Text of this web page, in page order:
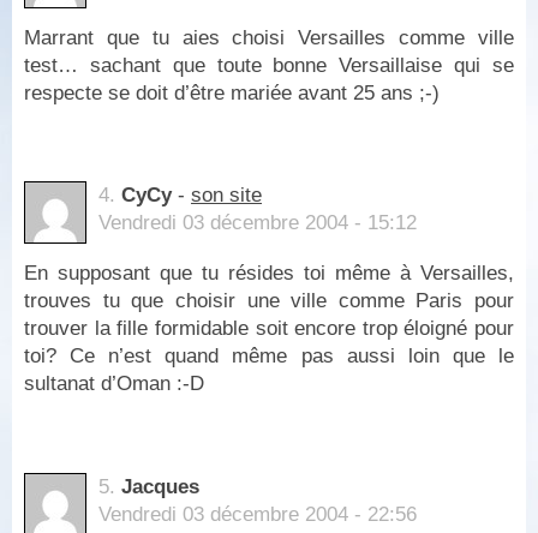
Marrant que tu aies choisi Versailles comme ville
test… sachant que toute bonne Versaillaise qui se
respecte se doit d’être mariée avant 25 ans ;-)
4. CyCy- son site
Vendredi 03 décembre 2004 - 15:12
En supposant que tu résides toi même à Versailles,
trouves tu que choisir une ville comme Paris pour
trouver la fille formidable soit encore trop éloigné pour
toi? Ce n’est quand même pas aussi loin que le
sultanat d’Oman :-D
5. Jacques
Vendredi 03 décembre 2004 - 22:56